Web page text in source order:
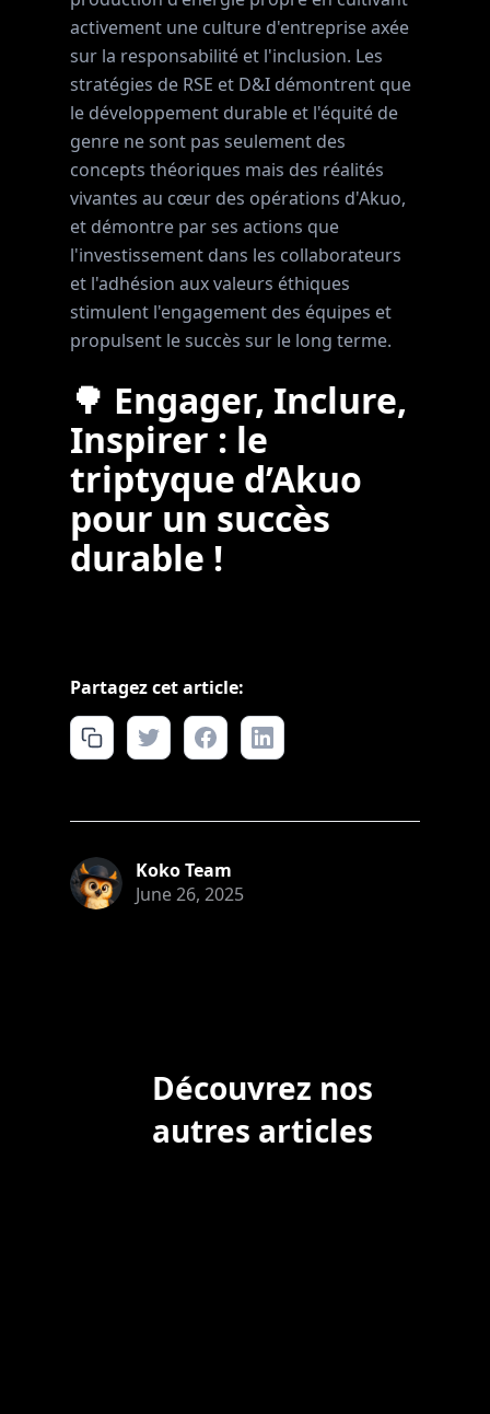
activement une culture d'entreprise axée
sur la responsabilité et l'inclusion. Les
stratégies de RSE et D&I démontrent que
le développement durable et l'équité de
genre ne sont pas seulement des
concepts théoriques mais des réalités
vivantes au cœur des opérations d'Akuo,
et démontre par ses actions que
l'investissement dans les collaborateurs
et l'adhésion aux valeurs éthiques
stimulent l'engagement des équipes et
propulsent le succès sur le long terme.
🌳 Engager, Inclure,
Inspirer : le
triptyque d’Akuo
pour un succès
durable !
Partagez cet article:
Koko Team
June 26, 2025
Découvrez nos
autres articles